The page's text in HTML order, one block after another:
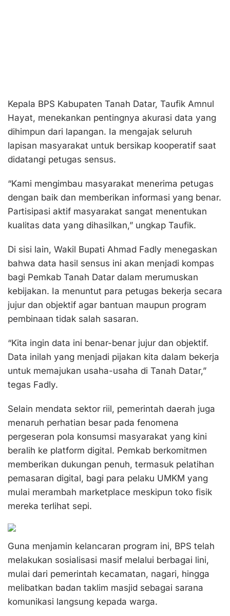
Kepala BPS Kabupaten Tanah Datar, Taufik Amnul
Hayat, menekankan pentingnya akurasi data yang
dihimpun dari lapangan. Ia mengajak seluruh
lapisan masyarakat untuk bersikap kooperatif saat
didatangi petugas sensus.
“Kami mengimbau masyarakat menerima petugas
dengan baik dan memberikan informasi yang benar.
Partisipasi aktif masyarakat sangat menentukan
kualitas data yang dihasilkan,” ungkap Taufik.
Di sisi lain, Wakil Bupati Ahmad Fadly menegaskan
bahwa data hasil sensus ini akan menjadi kompas
bagi Pemkab Tanah Datar dalam merumuskan
kebijakan. Ia menuntut para petugas bekerja secara
jujur dan objektif agar bantuan maupun program
pembinaan tidak salah sasaran.
“Kita ingin data ini benar-benar jujur dan objektif.
Data inilah yang menjadi pijakan kita dalam bekerja
untuk memajukan usaha-usaha di Tanah Datar,”
tegas Fadly.
Selain mendata sektor riil, pemerintah daerah juga
menaruh perhatian besar pada fenomena
pergeseran pola konsumsi masyarakat yang kini
beralih ke platform digital. Pemkab berkomitmen
memberikan dukungan penuh, termasuk pelatihan
pemasaran digital, bagi para pelaku UMKM yang
mulai merambah marketplace meskipun toko fisik
mereka terlihat sepi.
Guna menjamin kelancaran program ini, BPS telah
melakukan sosialisasi masif melalui berbagai lini,
mulai dari pemerintah kecamatan, nagari, hingga
melibatkan badan taklim masjid sebagai sarana
komunikasi langsung kepada warga.